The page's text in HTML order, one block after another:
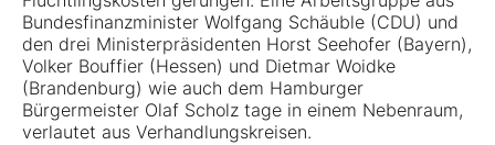
Bundesfinanzminister Wolfgang Schäuble (CDU) und
den drei Ministerpräsidenten Horst Seehofer (Bayern),
Volker Bouffier (Hessen) und Dietmar Woidke
(Brandenburg) wie auch dem Hamburger
Bürgermeister Olaf Scholz tage in einem Nebenraum,
verlautet aus Verhandlungskreisen.